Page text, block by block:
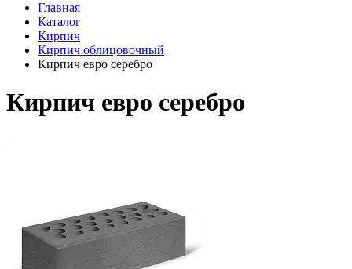
Главная
Каталог
Кирпич
Кирпич облицовочный
Кирпич евро серебро
Кирпич евро серебро